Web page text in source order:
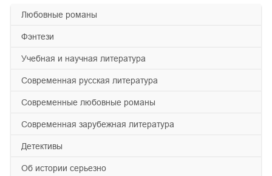
любовные романы
фэнтези
учебная и научная литература
современная русская литература
современные любовные романы
современная зарубежная литература
детективы
об истории серьезно